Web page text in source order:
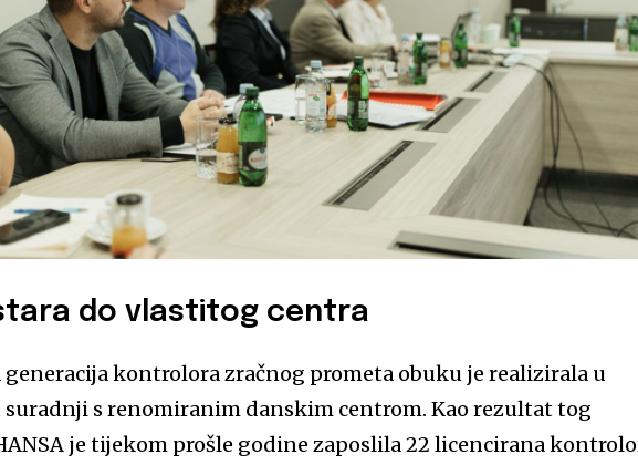
do vlastitog centra
kontrolora zračnog prometa obuku je realizirala u
suradnji s renomiranim danskim centrom. Kao rezultat tog
je tijekom prošle godine zaposlila 22 licencirana